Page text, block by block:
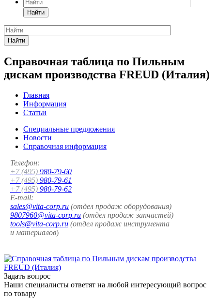
Найти
Найти
Справочная таблица по Пильным
дискам производства FREUD (Италия)
Главная
Информация
Статьи
Специальные предложения
Новости
Справочная информация
Телефон:
+7 (495) 980-79-60
+7 (495) 980-79-61
+7 (495) 980-79-62
E-mail:
sales@vita-corp.ru (отдел продаж оборудования)
9807960@vita-corp.ru (отдел продаж запчастей)
tools@vita-corp.ru (отдел продаж инструмента
и материалов)
Задать вопрос
Наши специалисты ответят на любой интересующий вопрос
по товару